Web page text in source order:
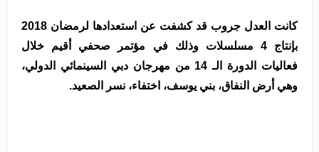
كانت العدل جروب قد كشفت عن استعدادها لرمضان 2018
بإنتاج 4 مسلسلات وذلك في مؤتمر صحفي أقيم خلال
فعاليات الدورة الـ 14 من مهرجان دبي السينمائي الدولي،
وهي أرض النفاق، بني يوسف، اختفاء، نسر الصعيد.